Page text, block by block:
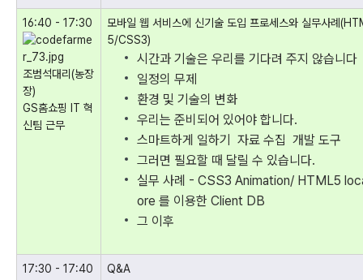
16:40 - 17:30
조범석대리(농장
장)
GS홈쇼핑 IT 혁
신팀 근무
모바일 웹 서비스에 신기술 도입 프로세스와 실무사례
5/CSS3)
시간과 기술은 우리를 기다려 주지 않습니다
일정의 무제
환경 및 기술의 변화
우리는 준비되어 있어야 합니다.
스마트하게 일하기 자료 수집 개발 도구
그러면 필요할 때 달릴 수 있습니다.
실무 사례 - CSS3 Animation/ HTML5
ore 를 이용한 Client DB
그 이후
17:30 - 17:40 Q&A